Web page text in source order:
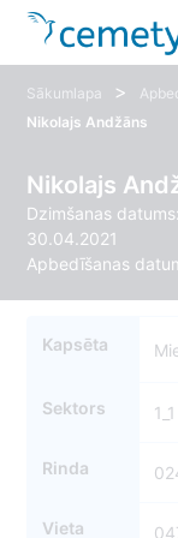
Sākumlapa >
Nikolajs Andžāns
Nikolajs
Dzimšanas
30.04.2021
Apbedīšanas
Kapsēta
Sektors 1_1
Rinda
Vieta